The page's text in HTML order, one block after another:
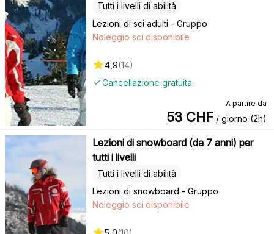
Lezioni di sci adulti - Gruppo
Tutti i livelli di abilità
Cancellazione gratuita
Noleggio sci disponibile
4,9(14)
A partire da
53 CHF / giorno (2h)
Lezioni di snowboard (da 7 anni) per
tutti i livelli
Lezioni di snowboard - Gruppo
Tutti i livelli di abilità
Noleggio sci disponibile